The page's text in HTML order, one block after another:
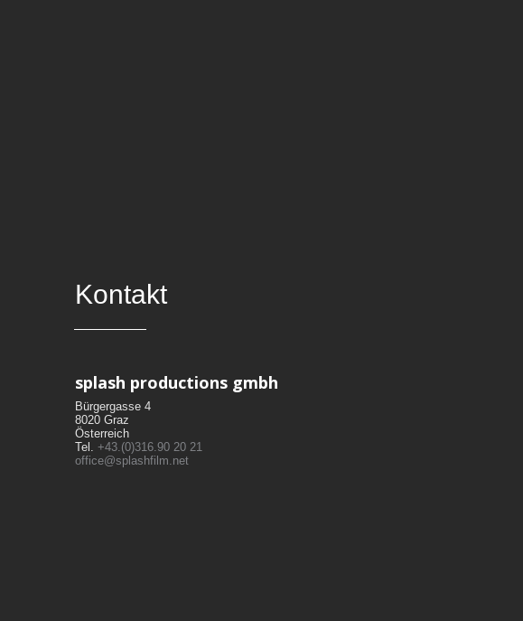
Kontakt
splash productions gmbh
Bürgergasse 4
8020 Graz
Österreich
Tel. +43.(0)316.90 20 21
office@splashfilm.net